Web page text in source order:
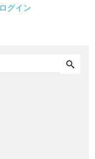
ログイン